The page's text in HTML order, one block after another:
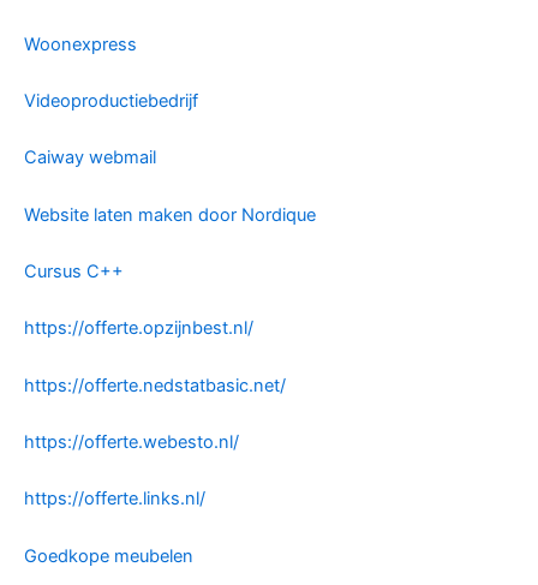
Woonexpress
Videoproductiebedrijf
Caiway webmail
Website laten maken door Nordique
Cursus C++
https://offerte.opzijnbest.nl/
https://offerte.nedstatbasic.net/
https://offerte.webesto.nl/
https://offerte.links.nl/
Goedkope meubelen